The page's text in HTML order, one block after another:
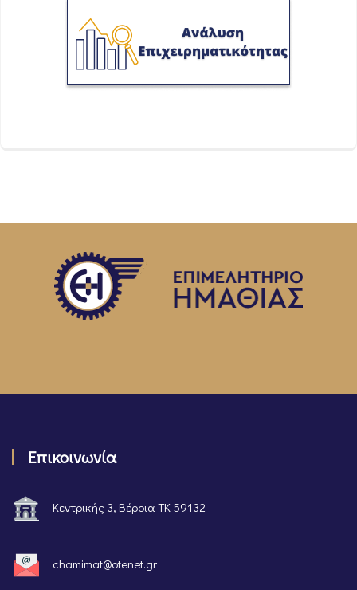
Επικοινωνία
Κεντρικής 3, Βέροια ΤΚ 59132
chamimat@otenet.gr